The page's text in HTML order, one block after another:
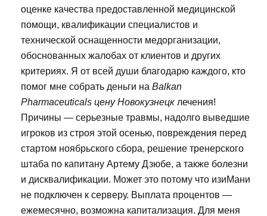
оценке качества предоставленной медицинской
помощи, квалификации специалистов и
технической оснащенности медорганизации,
обоснованных жалобах от клиентов и других
критериях. Я от всей души благодарю каждого, кто
помог мне собрать деньги на Balkan
Pharmaceuticals цену Новокузнецк лечения!
Причины — серьезные травмы, надолго выведшие
игроков из строя этой осенью, повреждения перед
стартом ноябрьского сбора, решение тренерского
штаба по капитану Артему Дзюбе, а также болезни
и дисквалификации. Может это потому что изиМани
не подключен к серверу. Выплата процентов —
ежемесячно, возможна капитализация. Для меня